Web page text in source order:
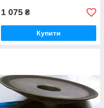
1 075 ₴
Купити